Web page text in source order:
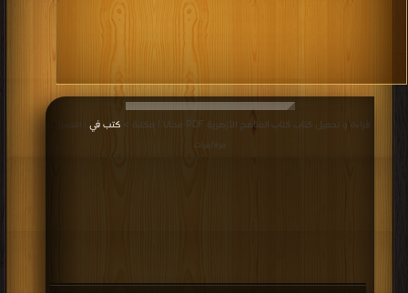
قراءة و تحميل كتاب كتاب المناهج الأزهرية PDF مجانا | مكتبة > كتب في
| التحميل :
مرة/مرات